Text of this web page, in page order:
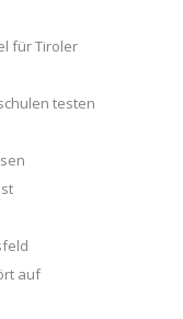
für Tiroler
testen
auf